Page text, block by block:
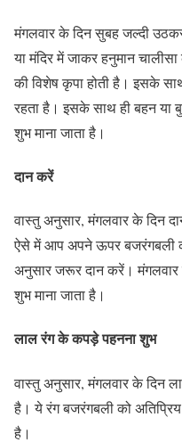
मंगलवार के दिन सुबह जल्दी
या मंदिर में जाकर हनुमान
की विशेष कृपा होती है। इसके
रहता है। इसके साथ ही बहन
शुभ माना जाता है।
दान करें
वास्तु अनुसार, मंगलवार के दिन
ऐसे में आप अपने ऊपर बजरंगबली
अनुसार जरूर दान करें। मंगलवार
शुभ माना जाता है।
लाल रंग के कपड़े पहनना शुभ
वास्तु अनुसार, मंगलवार के दिन
है। ये रंग बजरंगबली को
है।